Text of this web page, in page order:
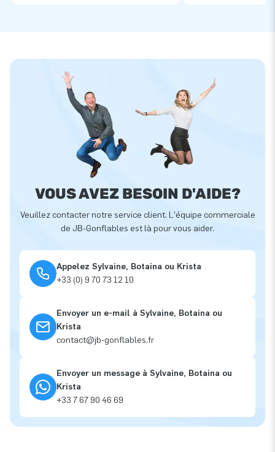
VOUS AVEZ BESOIN D'AIDE?
Veuillez contacter notre service client. L'équipe commerciale
de JB-Gonflables est là pour vous aider.
Appelez Sylvaine, Botaina ou Krista
+33 (0) 9 70 73 12 10
Envoyer un e-mail à Sylvaine, Botaina ou
Krista
contact@jb-gonflables.fr
Envoyer un message à Sylvaine, Botaina ou
Krista
+33 7 67 90 46 69